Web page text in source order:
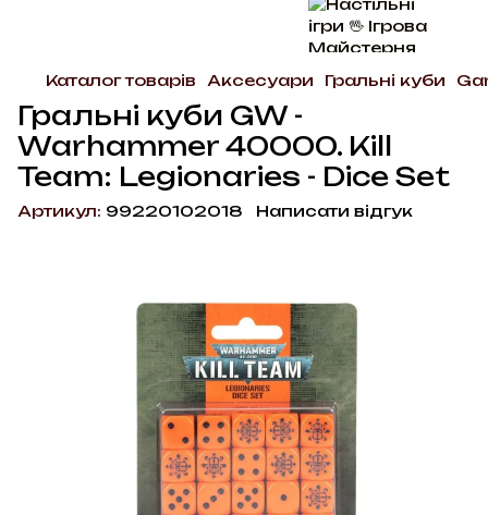
Каталог товарів Аксесуари Гральні куби
Гральні куби GW -
Warhammer 40000. Kill
Team: Legionaries - Dice Set
Артикул: 99220102018 Написати відгук